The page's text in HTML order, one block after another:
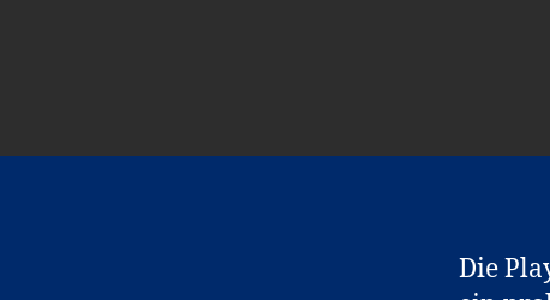
Die